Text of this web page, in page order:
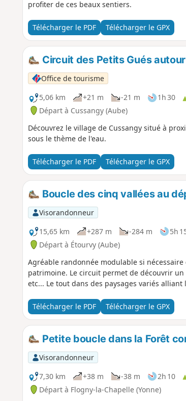
profiter de ces beaux sentiers.
Télécharger le PDF Télécharger le GPX
Circuit des Petits Gués
Office de tourisme
5,06 km
+21 m -21 m 1h 30
Départ à Cussangy (Aube)
Découvrez le village de Cussangy situé à
sous le thème de l'eau.
Télécharger le PDF Télécharger le GPX
Boucle des cinq vallées au
Visorandonneur
15,65 km
+287 m -284 m 5h
Départ à Étourvy (Aube)
Agréable randonnée modulable si
patrimoine. Le circuit permet de découvrir
etc... Le tout dans des paysages variés
Télécharger le PDF Télécharger le GPX
Petite boucle dans la Forêt
Visorandonneur
7,30 km
+38 m -38 m 2h 10
Départ à Flogny-la-Chapelle (Yonne)